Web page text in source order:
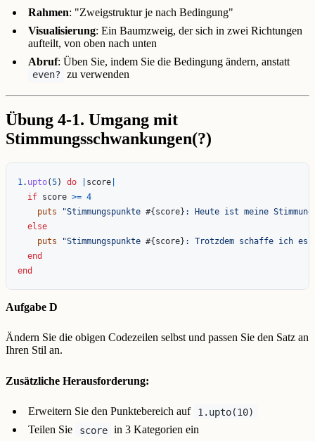
Rahmen: "Zweigstruktur je nach Bedingung"
Visualisierung: Ein Baumzweig, der sich in zwei Richtungen
aufteilt, von oben nach unten
Abruf: Üben Sie, indem Sie die Bedingung ändern, anstatt
even? zu verwenden
Übung 4-1. Umgang mit
Stimmungsschwankungen(?)
1 . upto(5) do score
if score >= 4
puts
"Stimmungspunkte #{score} : Heute ist meine
else
puts
"Stimmungspunkte #{score} : Trotzdem schaffe ich es
end
end
Aufgabe D
Ändern Sie die obigen Codezeilen selbst und passen Sie den Satz an
Ihren Stil an.
Zusätzliche Herausforderung:
Erweitern Sie den Punktebereich auf 1.upto(10)
Teilen Sie score in 3 Kategorien ein